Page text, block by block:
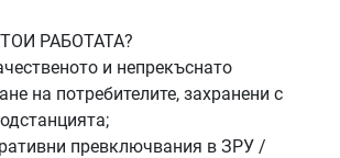
РАБОТАТА?
и непрекъснато
на потребителите, захранени с
превключвания в ЗРУ /